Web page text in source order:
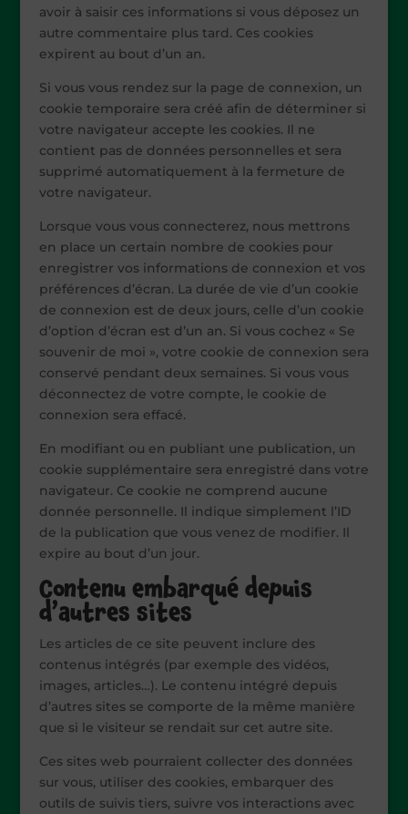
avoir à saisir ces informations si vous déposez un
autre commentaire plus tard. Ces cookies
expirent au bout d’un an.
Si vous vous rendez sur la page de connexion, un
cookie temporaire sera créé afin de déterminer si
votre navigateur accepte les cookies. Il ne
contient pas de données personnelles et sera
supprimé automatiquement à la fermeture de
votre navigateur.
Lorsque vous vous connecterez, nous mettrons
en place un certain nombre de cookies pour
enregistrer vos informations de connexion et vos
préférences d’écran. La durée de vie d’un cookie
de connexion est de deux jours, celle d’un cookie
d’option d’écran est d’un an. Si vous cochez « Se
souvenir de moi », votre cookie de connexion sera
conservé pendant deux semaines. Si vous vous
déconnectez de votre compte, le cookie de
connexion sera effacé.
En modifiant ou en publiant une publication, un
cookie supplémentaire sera enregistré dans votre
navigateur. Ce cookie ne comprend aucune
donnée personnelle. Il indique simplement l’ID
de la publication que vous venez de modifier. Il
expire au bout d’un jour.
Contenu embarqué depuis
d’autres sites
Les articles de ce site peuvent inclure des
contenus intégrés (par exemple des vidéos,
images, articles…). Le contenu intégré depuis
d’autres sites se comporte de la même manière
que si le visiteur se rendait sur cet autre site.
Ces sites web pourraient collecter des données
sur vous, utiliser des cookies, embarquer des
outils de suivis tiers, suivre vos interactions avec